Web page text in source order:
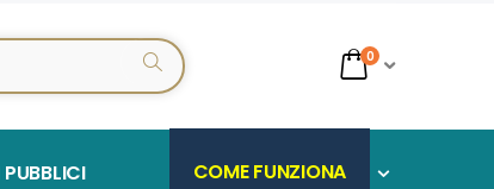
Cart
0servizi
CERCA...
PUBBLICI COME FUNZIONA